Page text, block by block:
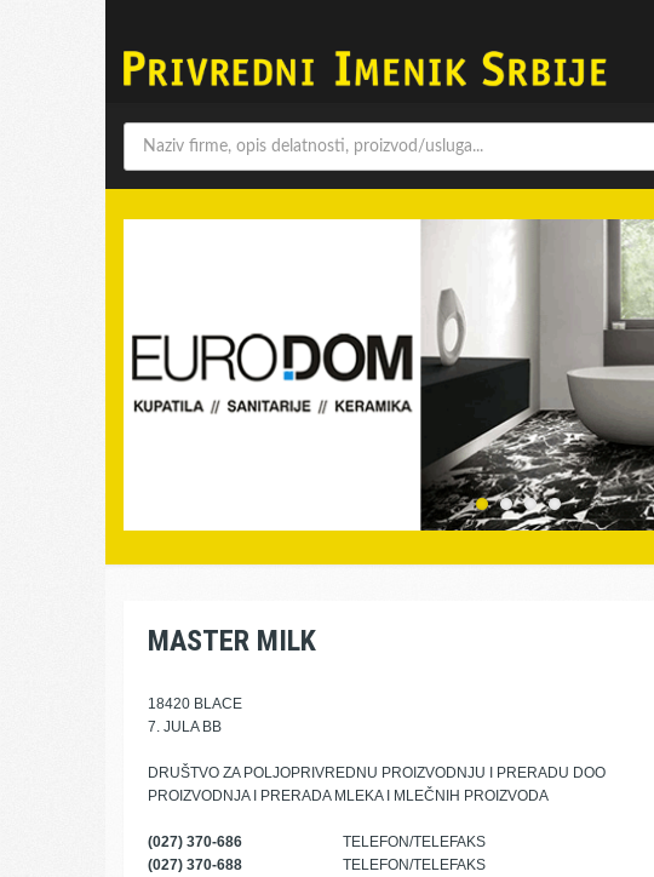
MASTER MILK
18420 BLACE
7. JULA BB
DRUŠTVO ZA POLJOPRIVREDNU PROIZVODNJU I PRERADU DOO
PROIZVODNJA I PRERADA MLEKA I MLEČNIH PROIZVODA
(027) 370-686
TELEFON/TELEFAKS
(027) 370-688
TELEFON/TELEFAKS